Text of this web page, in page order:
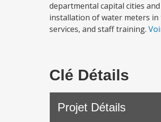
departmental capital cities
installation of water meters in
services, and staff training.
Clé Détails
Projet Détails